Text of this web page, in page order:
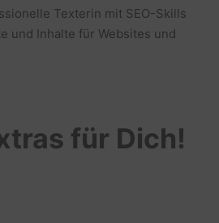
Texterin mit SEO-Skills
und Inhalte für Websites und
für Dich!